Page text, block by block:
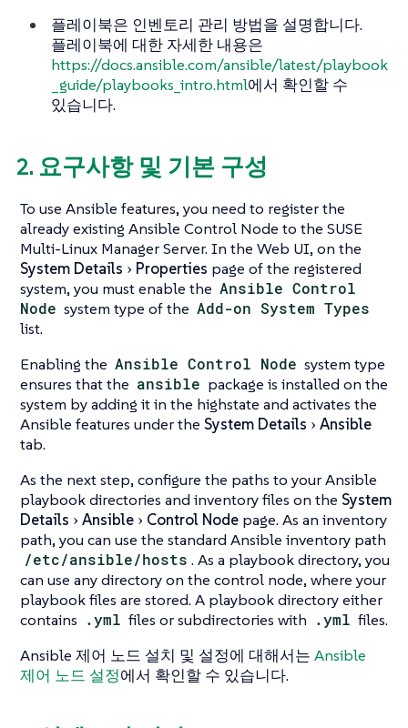
플레이북은 인벤토리 관리 방법을 설명합니다.
플레이북에 대한 자세한 내용은
https://docs.ansible.com/ansible/latest/playbook
_guide/playbooks_intro.html에서 확인할 수
있습니다.
2. 요구사항 및 기본 구성
To use Ansible features, you need to register the
already existing Ansible Control Node to the SUSE
Multi-Linux Manager Server. In the Web UI, on the
System Details
Properties page of the registered
system, you must enable the Ansible Control
Node system type of the Add-on System Types
list.
Enabling the Ansible Control Node system type
ensures that the ansible package is installed on the
system by adding it in the highstate and activates the
Ansible features under the System Details
Ansible
tab.
As the next step, configure the paths to your Ansible
playbook directories and inventory files on the System
Details
Ansible Control Node page. As an inventory
path, you can use the standard Ansible inventory path
/etc/ansible/hosts . As a playbook directory, you
can use any directory on the control node, where your
playbook files are stored. A playbook directory either
contains .yml files or subdirectories with .yml files.
Ansible 제어 노드 설치 및 설정에 대해서는 Ansible
제어 노드 설정에서 확인할 수 있습니다.